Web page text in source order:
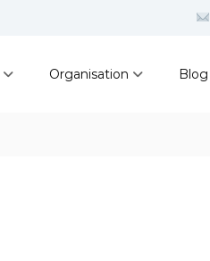
Organisation Blog